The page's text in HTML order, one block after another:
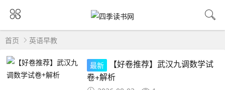
首页 英语早教
最新
【好卷推荐】武汉九调数学试
卷+解析